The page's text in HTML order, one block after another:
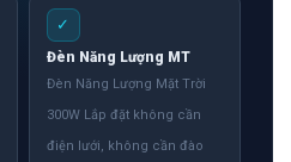
✓
Đèn Năng Lượng MT
Đèn Năng Lượng Mặt Trời
300W Lắp đặt không cần
điện lưới, không cần đào